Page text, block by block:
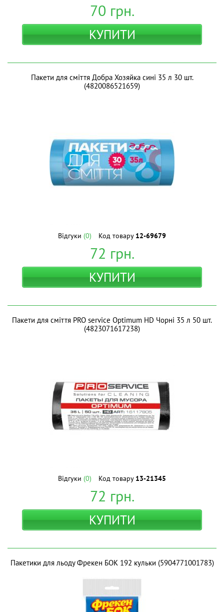
70 грн.
КУПИТИ
Пакети для сміття Добра Хозяйка сині 35 л 30 шт.
(4820086521659)
Відгуки (0) Код товару 12-69679
72 грн.
КУПИТИ
Пакети для сміття PRO service Optimum HD Чорні 35 л 50 шт.
(4823071617238)
Відгуки (0) Код товару 13-21345
72 грн.
КУПИТИ
Пакетики для льоду Фрекен БОК 192 кульки (5904771001783)